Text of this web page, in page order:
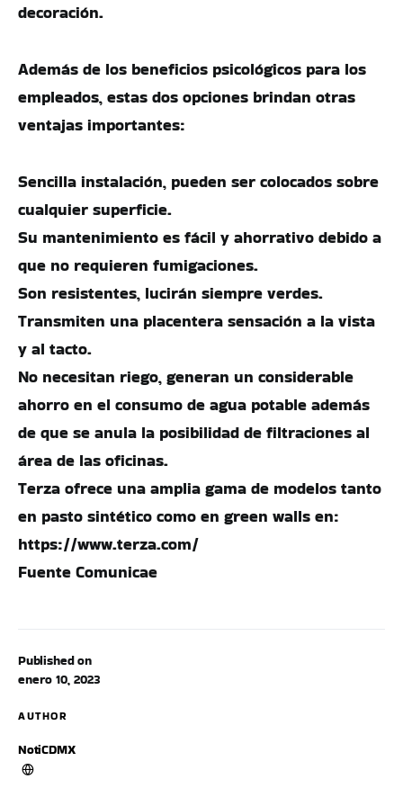
Published on
enero 10, 2023
AUTHOR
NotiCDMX
decoración.
Además de los beneficios psicológicos para los
empleados, estas dos opciones brindan otras
ventajas importantes:
Sencilla instalación, pueden ser colocados sobre
cualquier superficie.
Su mantenimiento es fácil y ahorrativo debido a
que no requieren fumigaciones.
Son resistentes, lucirán siempre verdes.
Transmiten una placentera sensación a la vista
y al tacto.
No necesitan riego, generan un considerable
ahorro en el consumo de agua potable además
de que se anula la posibilidad de filtraciones al
área de las oficinas.
Terza ofrece una amplia gama de modelos tanto
en pasto sintético como en green walls en:
https://www.terza.com/
Fuente Comunicae